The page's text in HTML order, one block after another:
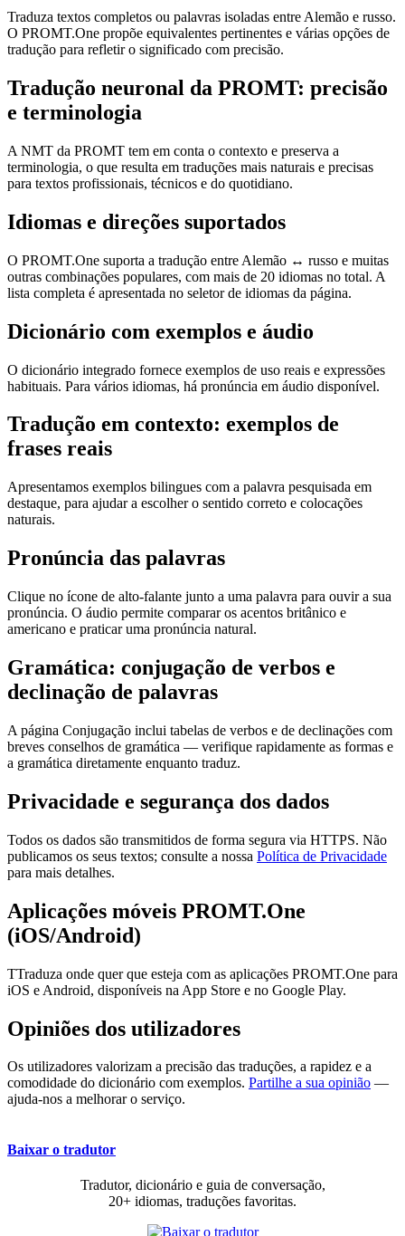
Traduza textos completos ou palavras isoladas entre Alemão e russo.
O PROMT.One propõe equivalentes pertinentes e várias opções de
tradução para refletir o significado com precisão.
Tradução neuronal da PROMT: precisão
e terminologia
A NMT da PROMT tem em conta o contexto e preserva a
terminologia, o que resulta em traduções mais naturais e precisas
para textos profissionais, técnicos e do quotidiano.
Idiomas e direções suportados
O PROMT.One suporta a tradução entre Alemão ↔ russo e muitas
outras combinações populares, com mais de 20 idiomas no total. A
lista completa é apresentada no seletor de idiomas da página.
Dicionário com exemplos e áudio
O dicionário integrado fornece exemplos de uso reais e expressões
habituais. Para vários idiomas, há pronúncia em áudio disponível.
Tradução em contexto: exemplos de
frases reais
Apresentamos exemplos bilingues com a palavra pesquisada em
destaque, para ajudar a escolher o sentido correto e colocações
naturais.
Pronúncia das palavras
Clique no ícone de alto-falante junto a uma palavra para ouvir a sua
pronúncia. O áudio permite comparar os acentos britânico e
americano e praticar uma pronúncia natural.
Gramática: conjugação de verbos e
declinação de palavras
A página Conjugação inclui tabelas de verbos e de declinações com
breves conselhos de gramática — verifique rapidamente as formas e
a gramática diretamente enquanto traduz.
Privacidade e segurança dos dados
Todos os dados são transmitidos de forma segura via HTTPS. Não
publicamos os seus textos; consulte a nossa Política de Privacidade
para mais detalhes.
Aplicações móveis PROMT.One
(iOS/Android)
TTraduza onde quer que esteja com as aplicações PROMT.One para
iOS e Android, disponíveis na App Store e no Google Play.
Opiniões dos utilizadores
Os utilizadores valorizam a precisão das traduções, a rapidez e a
comodidade do dicionário com exemplos. Partilhe a sua opinião —
ajuda-nos a melhorar o serviço.
Baixar o tradutor
Tradutor, dicionário e guia de conversação,
20+ idiomas, traduções favoritas.